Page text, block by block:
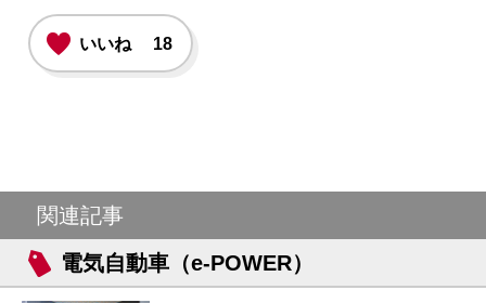
いいね 18
関連記事
電気自動車（e-POWER）